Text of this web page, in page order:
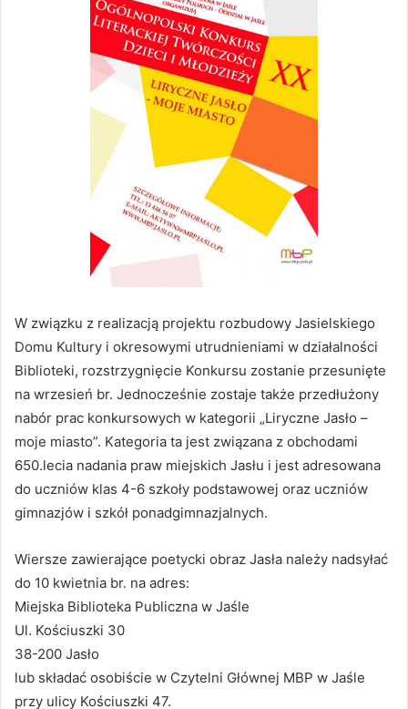
W związku z realizacją projektu rozbudowy Jasielskiego
Domu Kultury i okresowymi utrudnieniami w działalności
Biblioteki, rozstrzygnięcie Konkursu zostanie przesunięte
na wrzesień br. Jednocześnie zostaje także przedłużony
nabór prac konkursowych w kategorii „Liryczne Jasło –
moje miasto”. Kategoria ta jest związana z obchodami
650.lecia nadania praw miejskich Jasłu i jest adresowana
do uczniów klas 4-6 szkoły podstawowej oraz uczniów
gimnazjów i szkół ponadgimnazjalnych.
Wiersze zawierające poetycki obraz Jasła należy nadsyłać
do 10 kwietnia br. na adres:
Miejska Biblioteka Publiczna w Jaśle
Ul. Kościuszki 30
38-200 Jasło
lub składać osobiście w Czytelni Głównej MBP w Jaśle
przy ulicy Kościuszki 47.